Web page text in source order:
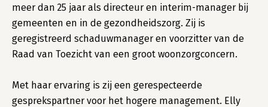
meer dan 25 jaar als directeur en interim-manager bij
gemeenten en in de gezondheidszorg. Zij is
geregistreerd schaduwmanager en voorzitter van de
Raad van Toezicht van een groot woonzorgconcern.
Met haar ervaring is zij een gerespecteerde
gesprekspartner voor het hogere management. Elly